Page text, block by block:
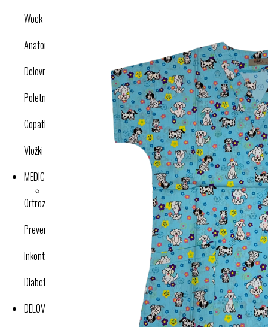
Wock
Anatomska obutev
Delovna obutev s certifikatom
Poletna obutev
Copati
Vložki in dodatki
MEDICINSKI IZDELKI
Ortroze in opornice
Preventivne kompresijske nogavice
Inkontinenca
Diabetes
DELOVNA OBLAČILA